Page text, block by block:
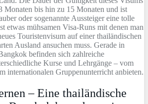
Monaten bis hin zu 15 Monaten und ist
oder sogenannte Aussteiger eine tolle
etwas mühsamen Visa-Runs mit denen man
Touristenvisum auf einer thailändischen
Ausland ansuchen muss. Gerade in
befinden sich zahlreiche
Kurse und Lehrgänge – vom
internationalen Gruppenunterricht anbieten.
– Eine thailändische